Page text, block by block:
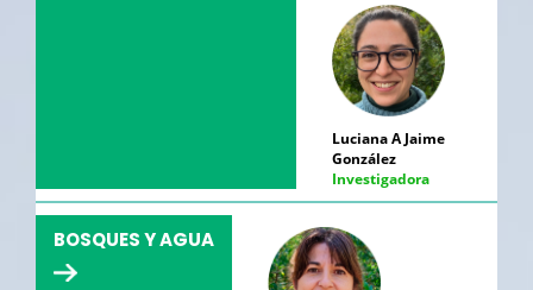
Luciana A Jaime
González
Investigadora
BOSQUES Y AGUA